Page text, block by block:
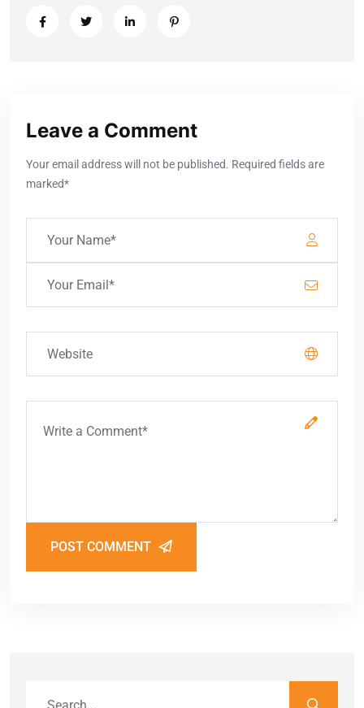
Leave a Comment
Your email address will not be published. Required fields are
marked*
POST COMMENT